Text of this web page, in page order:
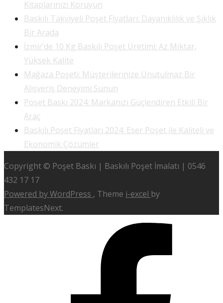
Kitaplarınızı Koruyun
Baskılı Takviyeli Poşet Fiyatları: Dayanıklılık ve Şıklık
Bir Arada
İzmir’de 10 Kg Baskılı Poşet Üretimi: Az Miktar,
Yüksek Kalite
Mağaza Poşeti: Müşterilerinize Unutulmaz Bir
Alışveriş Deneyimi Sunun
Poşet Baskı 2024: Markanızı Güçlendiren Etkili Bir
Araç
Baskılı Poşet Fiyatları 2024: Eser Poşet ile Kaliteli ve
Ekonomik Çözümler
Copyright © Poşet Baskı | Baskılı Poşet İmalatı | 0546
432 17 17
Powered by WordPress , Theme i-excel by
TemplatesNext.